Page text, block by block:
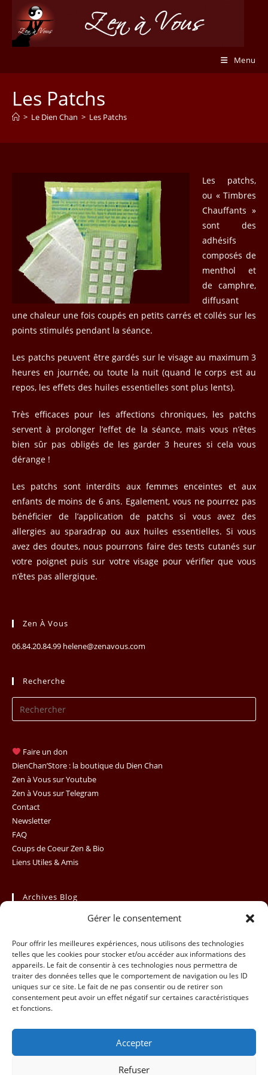
Gérer le consentement
Pour offrir les meilleures expériences, nous utilisons des technologies
telles que les cookies pour stocker et/ou accéder aux informations des
appareils. Le fait de consentir à ces technologies nous permettra de
traiter des données telles que le comportement de navigation ou les ID
uniques sur ce site. Le fait de ne pas consentir ou de retirer son
consentement peut avoir un effet négatif sur certaines caractéristiques
et fonctions.
Accepter
Refuser
content
Menu
Les Patchs
> Le Dien Chan > Les Patchs
Les patchs,
ou « Timbres
Chauffants »
sont des
adhésifs
composés de
menthol et
de camphre,
diffusant
une chaleur une fois coupés en petits carrés et collés sur les
points stimulés pendant la séance.
Les patchs peuvent être gardés sur le visage au maximum 3
heures en journée, ou toute la nuit (quand le corps est au
repos, les effets des huiles essentielles sont plus lents).
Très efficaces pour les affections chroniques, les patchs
servent à prolonger l’effet de la séance, mais vous n’êtes
bien sûr pas obligés de les garder 3 heures si cela vous
dérange !
Les patchs sont interdits aux femmes enceintes et aux
enfants de moins de 6 ans. Egalement, vous ne pourrez pas
bénéficier de l’application de patchs si vous avez des
allergies au sparadrap ou aux huiles essentielles. Si vous
avez des doutes, nous pourrons faire des tests cutanés sur
votre poignet puis sur votre visage pour vérifier que vous
n’êtes pas allergique.
Zen À Vous
06.84.20.84.99 helene@zenavous.com
Recherche
Faire un don
DienChan’Store : la boutique du Dien Chan
Zen à Vous sur Youtube
Zen à Vous sur Telegram
Contact
Newsletter
FAQ
Coups de Coeur Zen & Bio
Liens Utiles & Amis
Archives Blog
Sélectionner un mois